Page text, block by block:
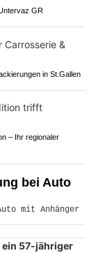
GR
in St.Gallen
– Ihr regionaler
bei Auto
ein 57-jähriger